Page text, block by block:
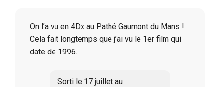
On l’a vu en 4Dx au Pathé Gaumont du Mans !
Cela fait longtemps que j’ai vu le 1er film qui
date de 1996.
Sorti le 17 juillet au